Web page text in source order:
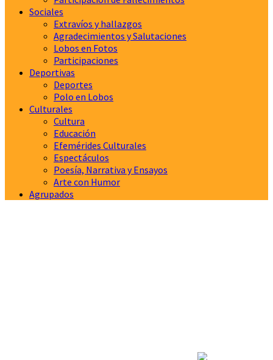
Sociales
Extravíos y hallazgos
Agradecimientos y Salutaciones
Lobos en Fotos
Participaciones
Deportivas
Deportes
Polo en Lobos
Culturales
Cultura
Educación
Efemérides Culturales
Espectáculos
Poesía, Narrativa y Ensayos
Arte con Humor
Agrupados